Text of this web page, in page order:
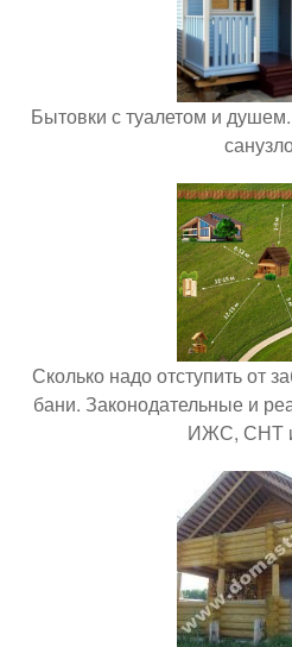
Бытовки с туалетом и
Сколько надо отступить от
бани. Законодательные и
ИЖС, СНТ